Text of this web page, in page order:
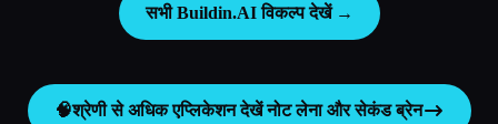
सभी Buildin.AI विकल्प देखें →
🧠श्रेणी से अधिक एप्लिकेशन देखेंनोट लेना और सेकंड ब्रेन